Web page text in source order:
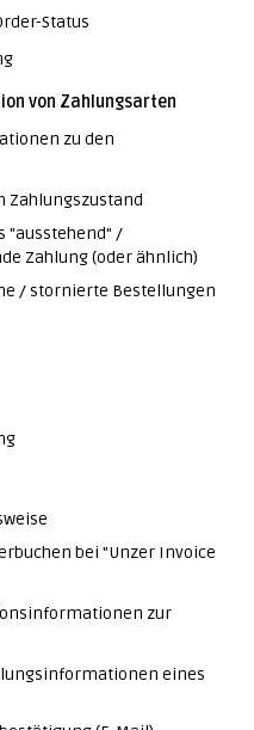
Status
von Zahlungsarten
zu den
"ausstehend" /
Zahlung (oder ähnlich)
/ stornierte Bestellungen
bei "Unzer Invoice
zur
eines